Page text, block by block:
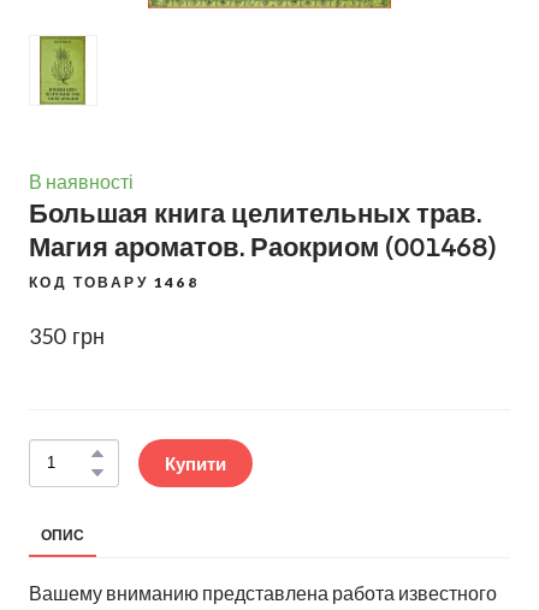
В наявності
Большая книга целительных трав.
Магия ароматов. Раокриом (001468)
КОД ТОВАРУ 1468
350  грн
Купити
ОПИС
Вашему вниманию представлена работа известного